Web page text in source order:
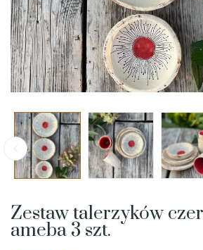
Zestaw talerzyków
ameba 3 szt.